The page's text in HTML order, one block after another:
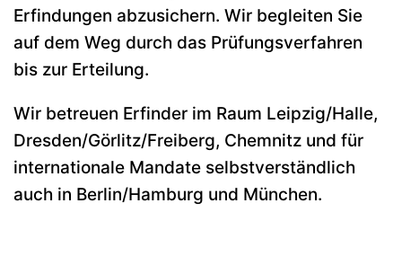
Erfindungen abzusichern. Wir begleiten Sie
auf dem Weg durch das Prüfungsverfahren
bis zur Erteilung.
Wir betreuen Erfinder im Raum Leipzig/Halle,
Dresden/Görlitz/Freiberg, Chemnitz und für
internationale Mandate selbstverständlich
auch in Berlin/Hamburg und München.